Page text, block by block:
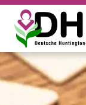
Cookie-
Diese
Tracking-Tools
Tracking-
technisch
Zwecken